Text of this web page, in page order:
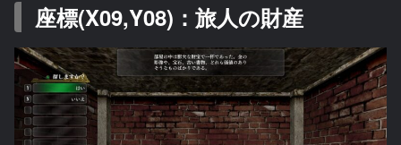
座標(X09,Y08)：旅人の財産